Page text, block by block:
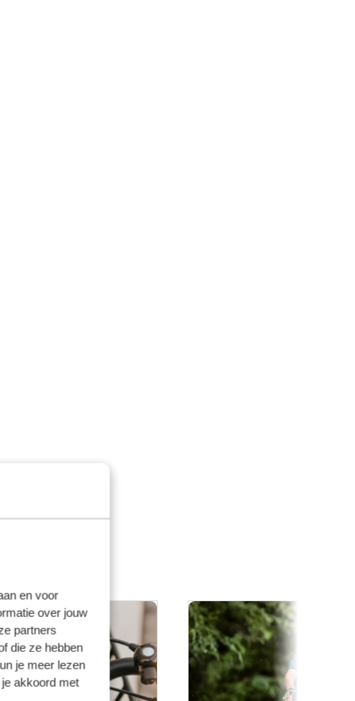
en voor
over jouw
partners
die ze hebben
je meer lezen
akkoord met